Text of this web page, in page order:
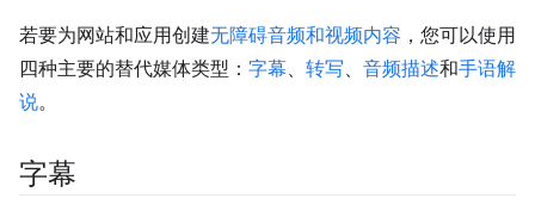
若要为网站和应用创建无障碍音频和视频内容 ，您可以使用
四种主要的替代媒体类型： 字幕、 转写、 音频描述和手语解
说。
字幕